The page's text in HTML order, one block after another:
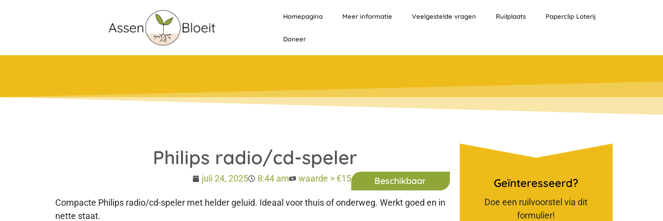
Homepagina Meer informatie Veelgestelde vragen Ruilplaats Paperclip Loterij
Doneer
Philips radio/cd-speler
Beschikbaar
juli 24, 2025 8:44 am waarde > €15
Compacte Philips radio/cd-speler met helder geluid. Ideaal voor thuis of onderweg. Werkt goed en in
nette staat.
Geïnteresseerd?
Doe een ruilvoorstel via dit
formulier!